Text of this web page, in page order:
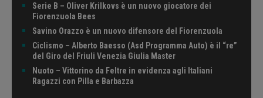
Serie B – Oliver Krilkovs è un nuovo giocatore dei
Fiorenzuola Bees
Savino Orazzo è un nuovo difensore del Fiorenzuola
Ciclismo – Alberto Baesso (Asd Programma Auto) è il “re”
del Giro del Friuli Venezia Giulia Master
Nuoto – Vittorino da Feltre in evidenza agli Italiani
Ragazzi con Pilla e Barbazza